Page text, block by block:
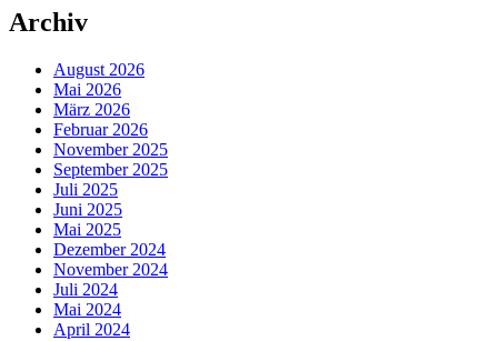
Archiv
August 2026
Mai 2026
März 2026
Februar 2026
November 2025
September 2025
Juli 2025
Juni 2025
Mai 2025
Dezember 2024
November 2024
Juli 2024
Mai 2024
April 2024